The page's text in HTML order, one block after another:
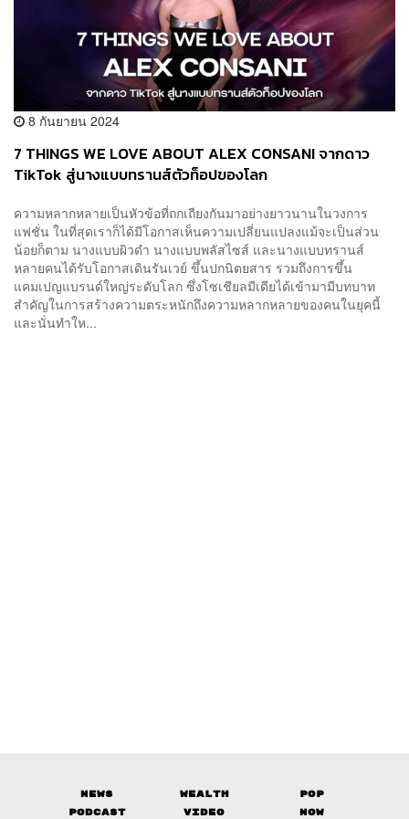
8 กันยายน 2024
7 THINGS WE LOVE ABOUT ALEX CONSANI จากดาว
TikTok สู่นางแบบทรานส์ตัวท็อปของโลก
ความหลากหลายเป็นหัวข้อที่ถกเถียงกันมาอย่างยาวนานในวงการ
แฟชั่น ในที่สุดเราก็ได้มีโอกาสเห็นความเปลี่ยนแปลงแม้จะเป็นส่วน
น้อยก็ตาม นางแบบผิวดำ นางแบบพลัสไซส์ และนางแบบทรานส์
หลายคนได้รับโอกาสเดินรันเวย์ ขึ้นปกนิตยสาร รวมถึงการขึ้น
แคมเปญแบรนด์ใหญ่ระดับโลก ซึ่งโซเชียลมีเดียได้เข้ามามีบทบาท
สำคัญในการสร้างความตระหนักถึงความหลากหลายของคนในยุคนี้
และนั่นทำให...
News Wealth
Pop
Podcast
Video Now